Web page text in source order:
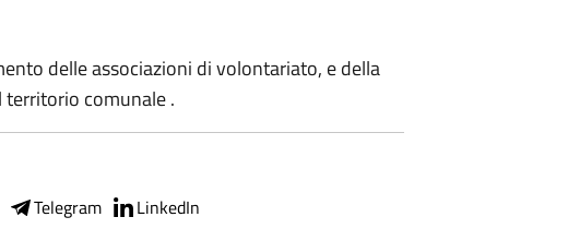
delle associazioni di volontariato, e della
territorio comunale .
Telegram LinkedIn